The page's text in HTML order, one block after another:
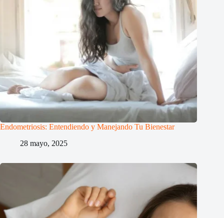
Endometriosis: Entendiendo y Manejando Tu Bienestar
28 mayo, 2025